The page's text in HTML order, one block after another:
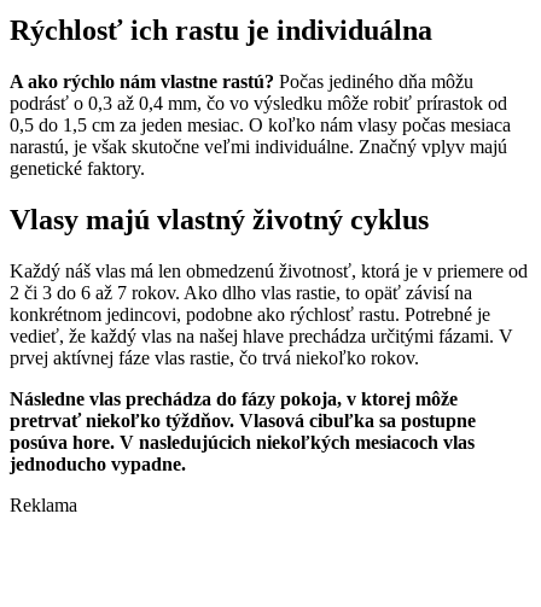
Rýchlosť ich rastu je individuálna
A ako rýchlo nám vlastne rastú? Počas jediného dňa môžu
podrásť o 0,3 až 0,4 mm, čo vo výsledku môže robiť prírastok od
0,5 do 1,5 cm za jeden mesiac. O koľko nám vlasy počas mesiaca
narastú, je však skutočne veľmi individuálne. Značný vplyv majú
genetické faktory.
Vlasy majú vlastný životný cyklus
Každý náš vlas má len obmedzenú životnosť, ktorá je v priemere od
2 či 3 do 6 až 7 rokov. Ako dlho vlas rastie, to opäť závisí na
konkrétnom jedincovi, podobne ako rýchlosť rastu. Potrebné je
vedieť, že každý vlas na našej hlave prechádza určitými fázami. V
prvej aktívnej fáze vlas rastie, čo trvá niekoľko rokov.
Následne vlas prechádza do fázy pokoja, v ktorej môže
pretrvať niekoľko týždňov. Vlasová cibuľka sa postupne
posúva hore. V nasledujúcich niekoľkých mesiacoch vlas
jednoducho vypadne.
Reklama